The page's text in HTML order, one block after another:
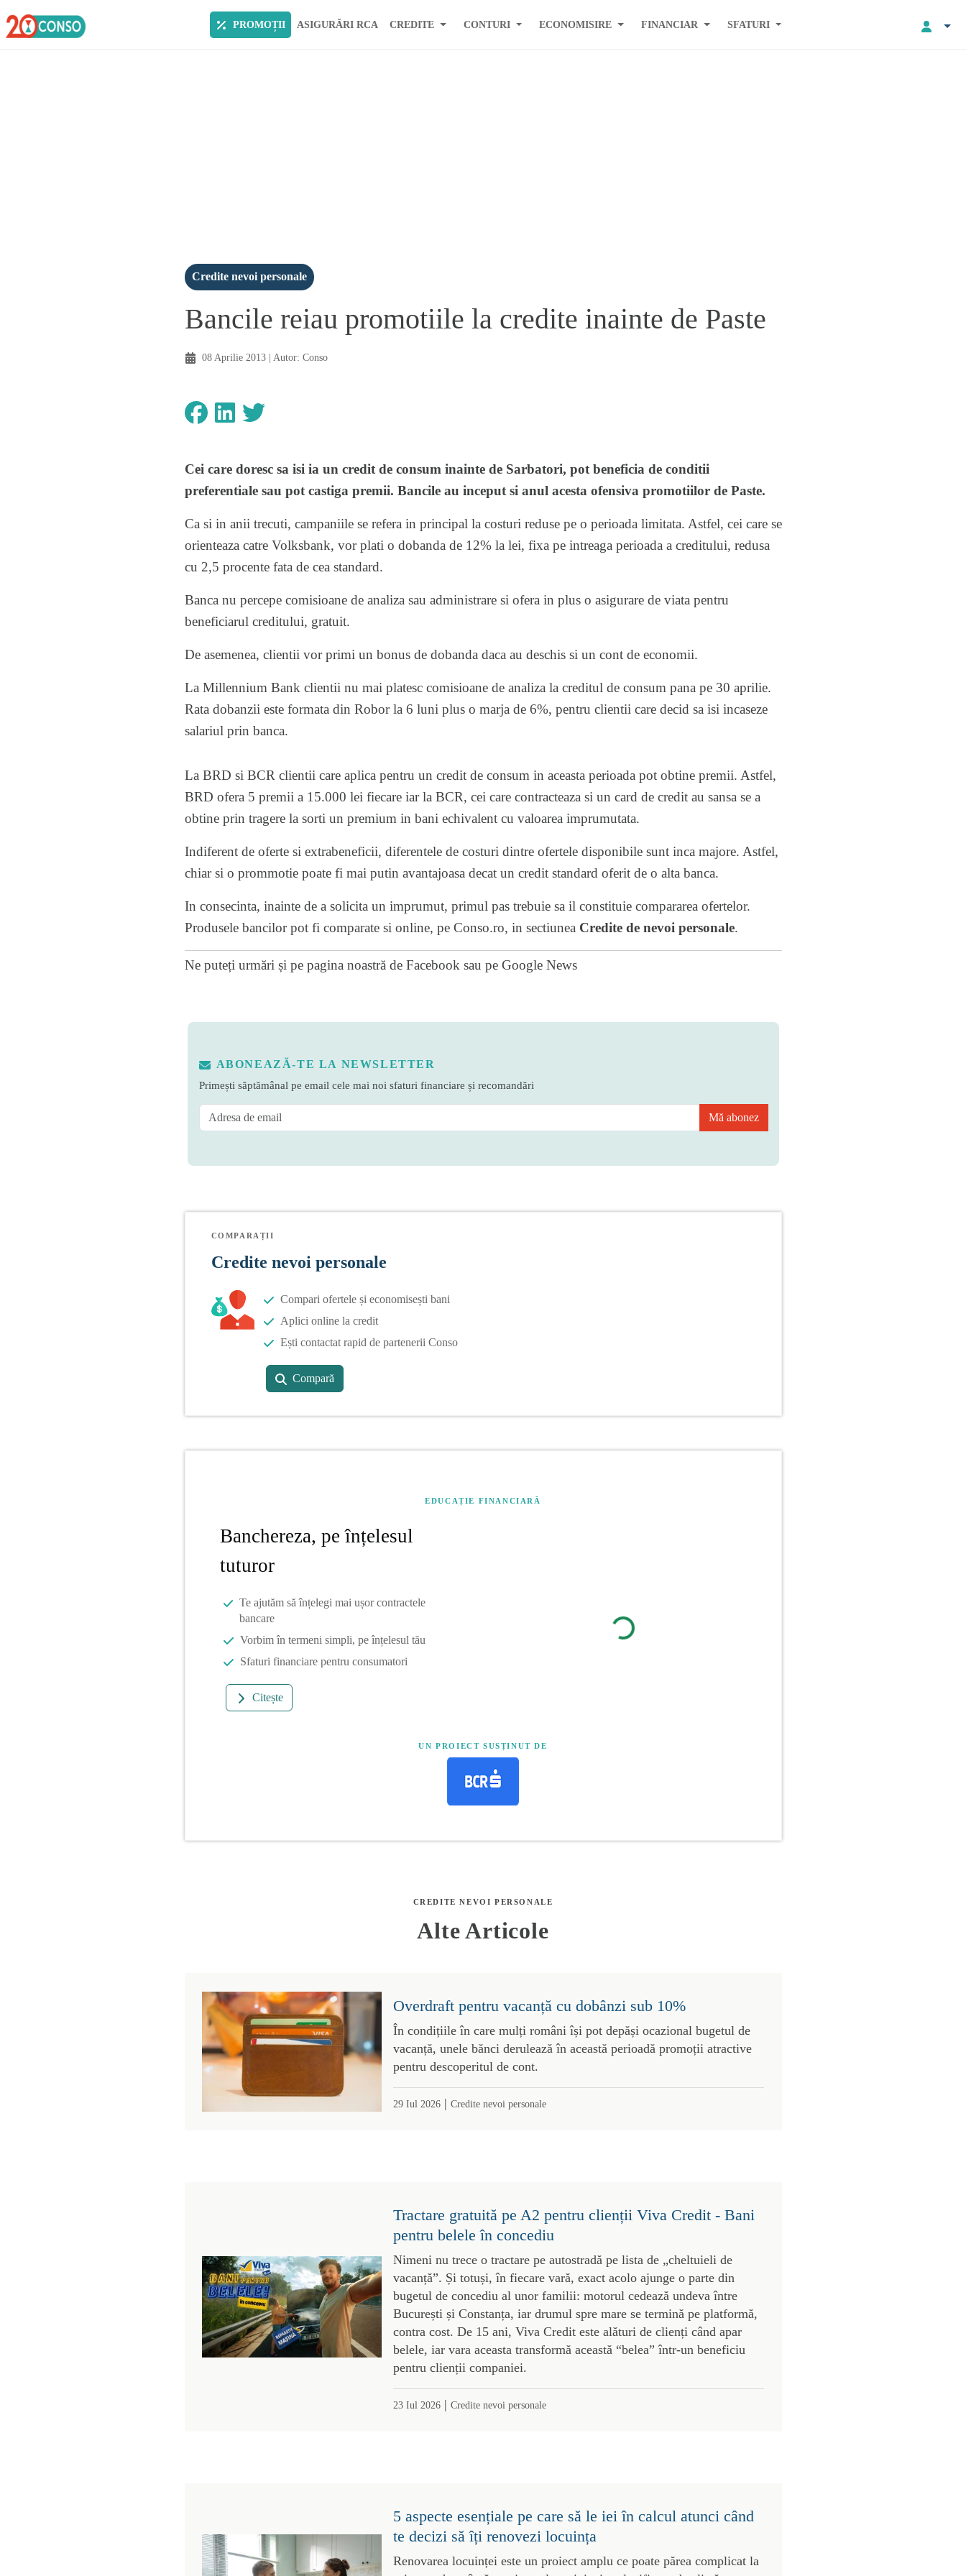
PROMOȚII ASIGURĂRI RCA CREDITE CONTURI ECONOMISIRE FINANCIAR SFATURI
Credite nevoi personale
Bancile reiau promotiile la credite inainte de Paste
08 Aprilie 2013| Autor: Conso
Cei care doresc sa isi ia un credit de consum inainte de Sarbatori, pot beneficia de conditii
preferentiale sau pot castiga premii. Bancile au inceput si anul acesta ofensiva promotiilor de Paste.
Ca si in anii trecuti, campaniile se refera in principal la costuri reduse pe o perioada limitata. Astfel, cei care se
orienteaza catre Volksbank, vor plati o dobanda de 12% la lei, fixa pe intreaga perioada a creditului, redusa
cu 2,5 procente fata de cea standard.
Banca nu percepe comisioane de analiza sau administrare si ofera in plus o asigurare de viata pentru
beneficiarul creditului, gratuit.
De asemenea, clientii vor primi un bonus de dobanda daca au deschis si un cont de economii.
La Millennium Bank clientii nu mai platesc comisioane de analiza la creditul de consum pana pe 30 aprilie.
Rata dobanzii este formata din Robor la 6 luni plus o marja de 6%, pentru clientii care decid sa isi incaseze
salariul prin banca.
La BRD si BCR clientii care aplica pentru un credit de consum in aceasta perioada pot obtine premii. Astfel,
BRD ofera 5 premii a 15.000 lei fiecare iar la BCR, cei care contracteaza si un card de credit au sansa se a
obtine prin tragere la sorti un premium in bani echivalent cu valoarea imprumutata.
Indiferent de oferte si extrabeneficii, diferentele de costuri dintre ofertele disponibile sunt inca majore. Astfel,
chiar si o prommotie poate fi mai putin avantajoasa decat un credit standard oferit de o alta banca.
In consecinta, inainte de a solicita un imprumut, primul pas trebuie sa il constituie compararea ofertelor.
Produsele bancilor pot fi comparate si online, pe Conso.ro, in sectiunea Credite de nevoi personale.
Ne puteți urmări și pe pagina noastră de Facebook sau pe Google News
ABONEAZĂ-TE LA NEWSLETTER
Primești săptămânal pe email cele mai noi sfaturi financiare și recomandări
Mă abonez
COMPARAȚII
Credite nevoi personale
Compari ofertele și economisești bani
Aplici online la credit
Ești contactat rapid de partenerii Conso
Compară
EDUCAȚIE FINANCIARĂ
Banchereza, pe înțelesul
tuturor
Te ajutăm să înțelegi mai ușor contractele
bancare
Vorbim în termeni simpli, pe înțelesul tău
Sfaturi financiare pentru consumatori
Citește
UN PROIECT SUSȚINUT DE
CREDITE NEVOI PERSONALE
Alte Articole
Overdraft pentru vacanță cu dobânzi sub 10%
În condițiile în care mulți români își pot depăși ocazional bugetul de
vacanță, unele bănci derulează în această perioadă promoții atractive
pentru descoperitul de cont.
29 Iul 2026| Credite nevoi personale
Tractare gratuită pe A2 pentru clienții Viva Credit - Bani
pentru belele în concediu
Nimeni nu trece o tractare pe autostradă pe lista de „cheltuieli de
vacanță”. Și totuși, în fiecare vară, exact acolo ajunge o parte din
bugetul de concediu al unor familii: motorul cedează undeva între
București și Constanța, iar drumul spre mare se termină pe platformă,
contra cost. De 15 ani, Viva Credit este alături de clienți când apar
belele, iar vara aceasta transformă această “belea” într-un beneficiu
pentru clienții companiei.
23 Iul 2026| Credite nevoi personale
5 aspecte esențiale pe care să le iei în calcul atunci când
te decizi să îți renovezi locuința
Renovarea locuinței este un proiect amplu ce poate părea complicat la